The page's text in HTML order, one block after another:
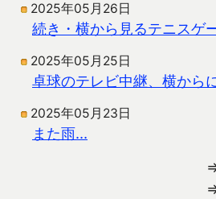
2025年05月26日
続き・横から見るテニスゲ
2025年05月25日
卓球のテレビ中継、横から
2025年05月23日
また雨…